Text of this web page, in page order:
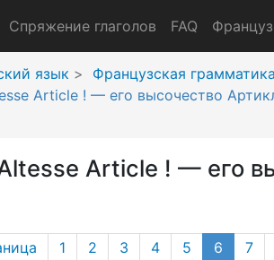
Спряжение глаголов FAQ
язык
Французская грамматика
Article ! — его высочество
Article ! — его
1 2 3 4 5 6 7